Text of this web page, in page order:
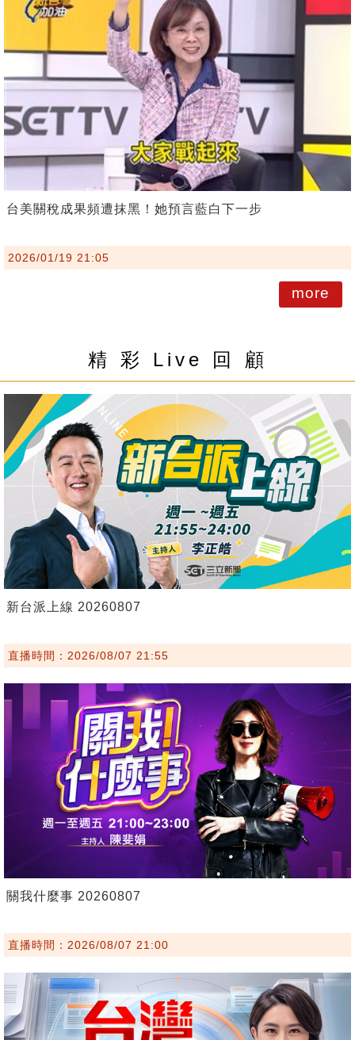
台美關稅成果頻遭抹黑！她預言藍白下一步
2026/01/19 21:05
more
精 彩 Live 回 顧
新台派上線 20260807
直播時間：2026/08/07 21:55
關我什麼事 20260807
直播時間：2026/08/07 21:00